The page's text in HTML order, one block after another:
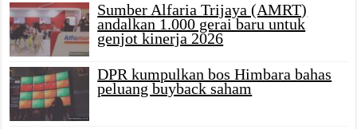
Sumber Alfaria Trijaya (AMRT)
andalkan 1.000 gerai baru untuk
genjot kinerja 2026
DPR kumpulkan bos Himbara bahas
peluang buyback saham